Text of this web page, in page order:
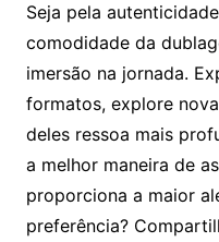
Seja pela
comodidade da
imersão na jornada.
formatos, explore
deles ressoa mais
a melhor maneira de
proporciona a maior
preferência?